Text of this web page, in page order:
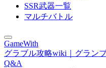
SSR武器一覧
マルチバトル
GameWith
グラブル攻略wiki｜グラン
Q&A